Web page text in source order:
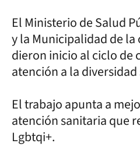
El Ministerio de Salud
y la Municipalidad de
dieron inicio al ciclo de
atención a la diversidad
El trabajo apunta a
atención sanitaria que
Lgbtqi+.